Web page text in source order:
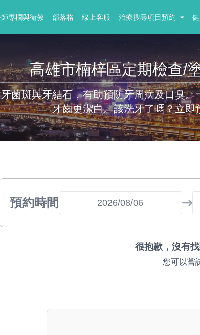
專欄與衛教 部落格 線上客服 治療搜尋項目預約
高雄市楠梓區定期檢查/
菌斑與牙結石，有助預防牙周病及口臭
牙齒更潔白。該洗牙了嗎？立即
預約時間
很抱歉，沒有
您可以嘗